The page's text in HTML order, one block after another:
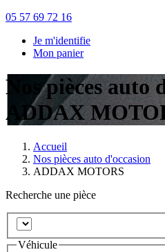
05 57 69 72 16
Je m'identifie
Mon panier
Nos pièces auto
ADDAX
Accueil
Nos pièces auto d'occasion
ADDAX MOTORS
Recherche une pièce
Véhicule